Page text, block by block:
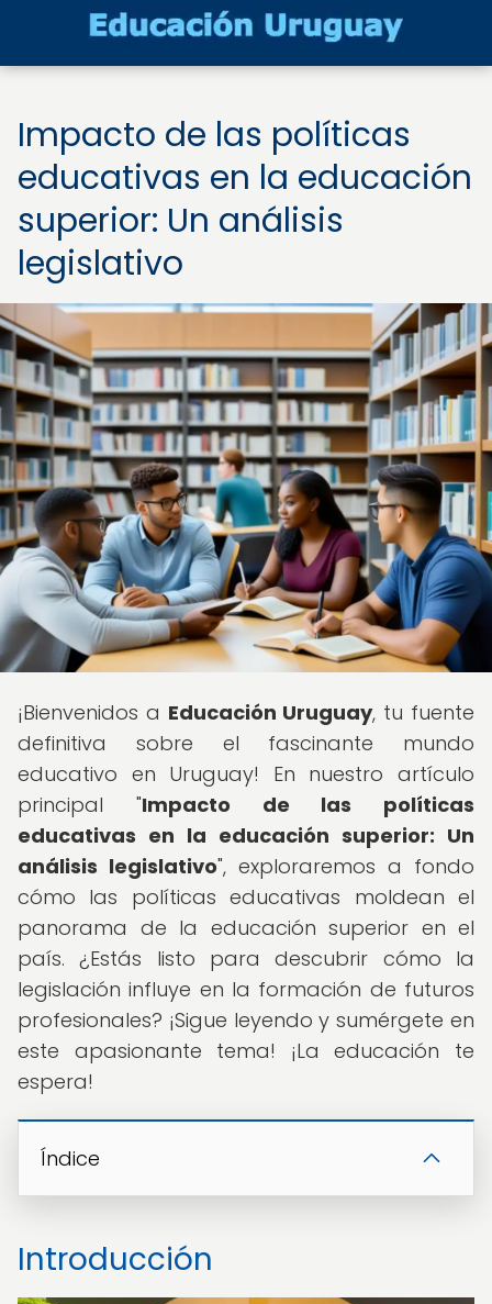
Impacto de las políticas
educativas en la educación
superior: Un análisis
legislativo
¡Bienvenidos a Educación Uruguay, tu fuente
definitiva sobre el fascinante mundo
educativo en Uruguay! En nuestro artículo
principal "Impacto de las políticas
educativas en la educación superior: Un
análisis legislativo", exploraremos a fondo
cómo las políticas educativas moldean el
panorama de la educación superior en el
país. ¿Estás listo para descubrir cómo la
legislación influye en la formación de futuros
profesionales? ¡Sigue leyendo y sumérgete en
este apasionante tema! ¡La educación te
espera!
Índice
Introducción